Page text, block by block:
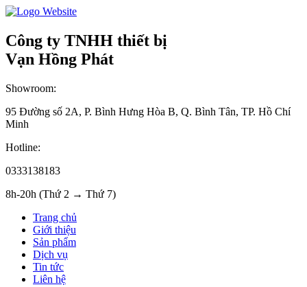
Công ty TNHH thiết bị
Vạn Hồng Phát
Showroom:
95 Đường số 2A, P. Bình Hưng Hòa B, Q. Bình Tân, TP. Hồ Chí
Minh
Hotline:
0333138183
8h-20h (Thứ 2 → Thứ 7)
Trang chủ
Giới thiệu
Sản phẩm
Dịch vụ
Tin tức
Liên hệ